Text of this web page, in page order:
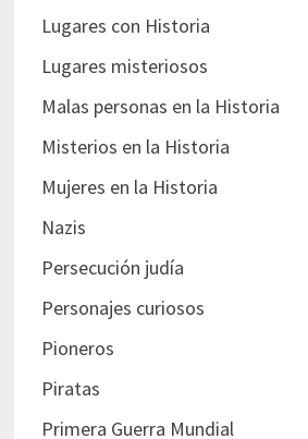
Lugares con Historia
Lugares misteriosos
Malas personas en la Historia
Misterios en la Historia
Mujeres en la Historia
Nazis
Persecución judía
Personajes curiosos
Pioneros
Piratas
Primera Guerra Mundial